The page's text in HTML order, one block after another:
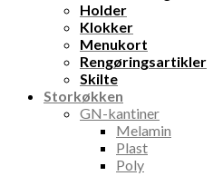
Holder
Klokker
Menukort
Rengøringsartikler
Skilte
Storkøkken
GN-kantiner
Melamin
Plast
Poly